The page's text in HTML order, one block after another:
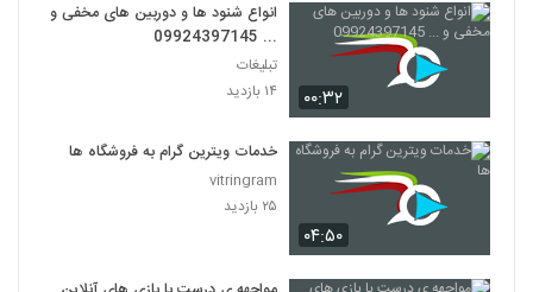
۰۰:۳۲
انواع شنود ها و دوربین های مخفی و
... 09924397145
تبلیغات
۱۴ بازدید
۰۴:۵۰
خدمات ویترین گرام به فروشگاه ها
vitringram
۲۵ بازدید